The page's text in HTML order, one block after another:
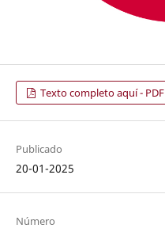
Texto completo aquí - PDF
Publicado
20-01-2025
Número